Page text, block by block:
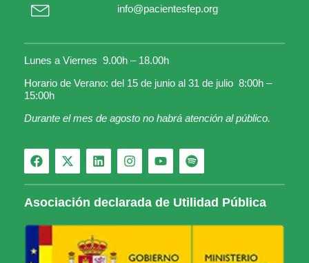
info@pacientesfep.org
Lunes a Viernes 9.00h – 18.00h
Horario de Verano: del 15 de junio al 31 de julio 8:00h –
15:00h
Durante el mes de agosto no habrá atención al público.
Asociación declarada de Utilidad Pública